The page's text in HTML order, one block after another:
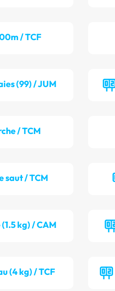
/ TCF
(99) / JUM
/ TCM
saut / TCM
kg) / CAM
(4 kg) / TCF